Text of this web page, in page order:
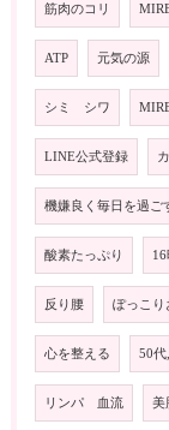
筋肉のコリ
ATP 元気の源
シミ シワ
LINE公式登録
機嫌良く毎日を過ご
酸素たっぷり
反り腰 ぽっこり
心を整える 50代
リンパ 血流 美